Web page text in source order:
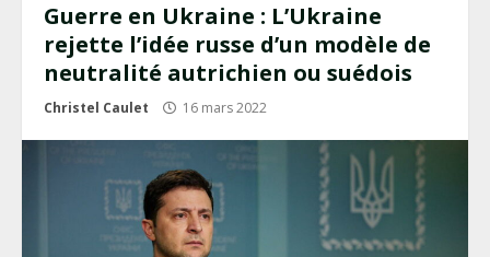
Guerre en Ukraine : L’Ukraine
rejette l’idée russe d’un modèle de
neutralité autrichien ou suédois
Christel Caulet 16 mars 2022